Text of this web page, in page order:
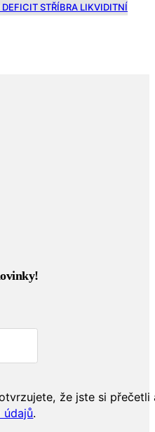
DEFICIT STŘÍBRA LIKVIDITNÍ
že jste si přečetli
údajů.